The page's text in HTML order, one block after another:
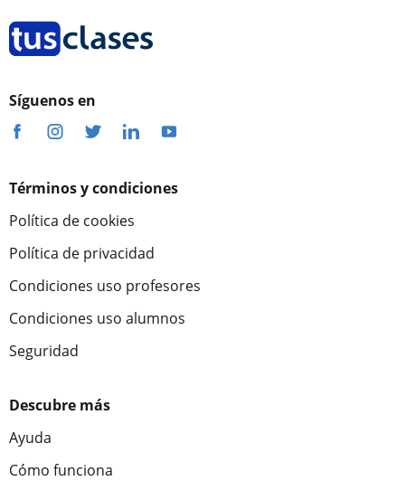
Síguenos en
Términos y condiciones
Política de cookies
Política de privacidad
Condiciones uso profesores
Condiciones uso alumnos
Seguridad
Descubre más
Ayuda
Cómo funciona